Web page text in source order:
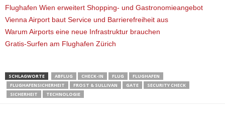
Flughafen Wien erweitert Shopping- und Gastronomieangebot
Vienna Airport baut Service und Barrierefreiheit aus
Warum Airports eine neue Infrastruktur brauchen
Gratis-Surfen am Flughafen Zürich
SCHLAGWORTE ABFLUG CHECK-IN FLUG
FLUGHAFEN
FLUGHAFENSICHERHEIT
FROST & SULLIVAN GATE
SECURITY CHECK
SICHERHEIT
TECHNOLOGIE